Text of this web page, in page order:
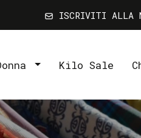
ISCRIVITI ALLA
Kilo Sale